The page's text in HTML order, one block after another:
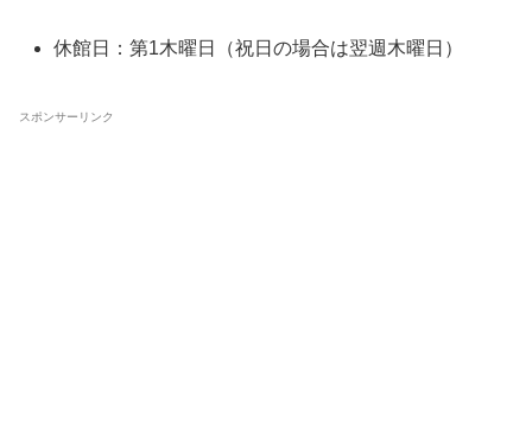
休館日：第1木曜日（祝日の場合は翌週木曜日）
スポンサーリンク